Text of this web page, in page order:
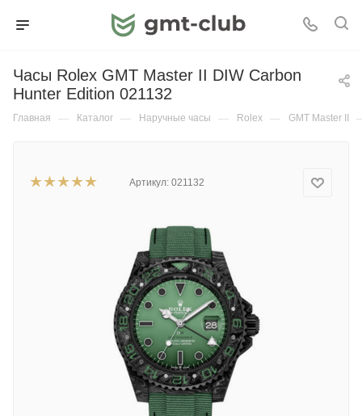
Часы Rolex GMT Master II DIW Carbon
Hunter Edition 021132
Главная — Каталог — Наручные часы — Rolex — GMT Master II
Артикул: 021132